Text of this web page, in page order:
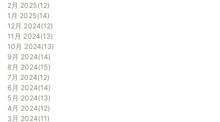
2月 2025 12
1月 2025 14
12月 2024 12
11月 2024 13
10月 2024 13
9月 2024 14
8月 2024 15
7月 2024 12
6月 2024 14
5月 2024 13
4月 2024 12
3月 2024 11